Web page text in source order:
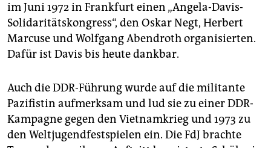
im Juni 1972 in Frankfurt einen „Angela-Davis-
Solidaritätskongress“, den Oskar Negt, Herbert
Marcuse und Wolfgang Abendroth organisierten.
Dafür ist Davis bis heute dankbar.
Auch die DDR-Führung wurde auf die militante
Pazifistin aufmerksam und lud sie zu einer DDR-
Kampagne gegen den Vietnamkrieg und 1973 zu
den Weltjugendfestspielen ein. Die FdJ brachte